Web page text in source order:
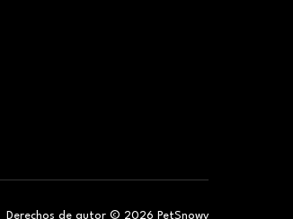
Derechos de autor © 2026 PetSnowy